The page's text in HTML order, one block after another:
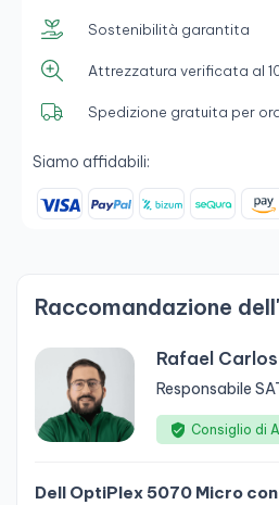
Sostenibilità garantita
Attrezzatura verificata al
Spedizione gratuita per
Siamo affidabili:
Raccomandazione
Rafael Carlos
Responsabile
Consiglio di
Dell OptiPlex 5070 Micro